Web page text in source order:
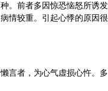
。前者多因惊恐恼怒所诱
情较重。引起心悸的原因
言者，为心气虚损心忤。